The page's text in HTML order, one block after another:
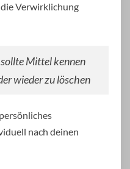
Verwirklichung
Mittel kennen
wieder zu löschen
nach deinen